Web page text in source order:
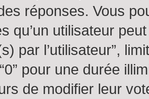
réponses. Vous
qu’un utilisateur
par l’utilisateur”,
pour une durée
de modifier leur